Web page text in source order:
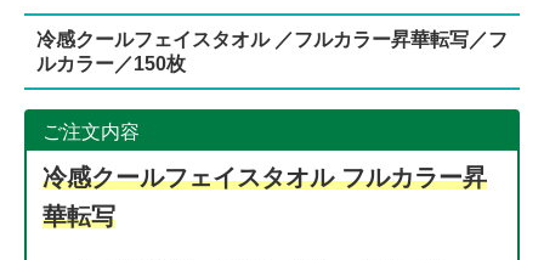
冷感クールフェイスタオル ／フルカラー昇華転写／フ
ルカラー／150枚
ご注文内容
冷感クールフェイスタオル フルカラー昇
華転写